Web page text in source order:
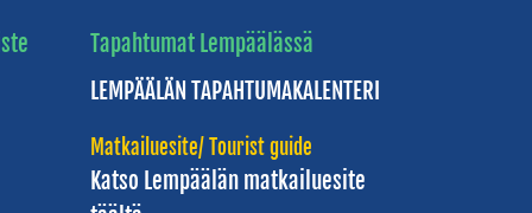
Tapahtumat Lempäälässä
LEMPÄÄLÄN TAPAHTUMAKALENTERI
Matkailuesite/ Tourist guide
Katso Lempäälän matkailuesite